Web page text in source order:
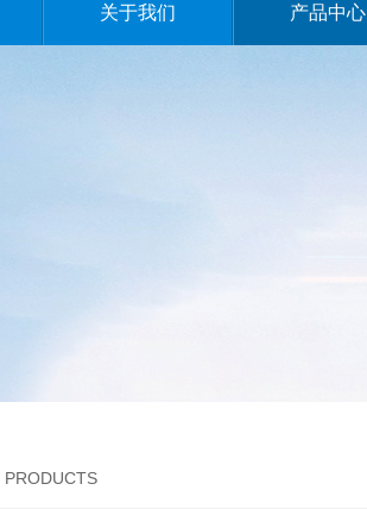
关于我们 产品中心
PRODUCTS